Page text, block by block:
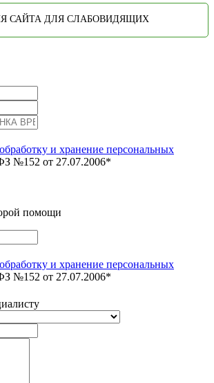
САЙТА ДЛЯ СЛАБОВИДЯЩИХ
обработку и хранение персональных
№152 от 27.07.2006*
помощи
обработку и хранение персональных
№152 от 27.07.2006*